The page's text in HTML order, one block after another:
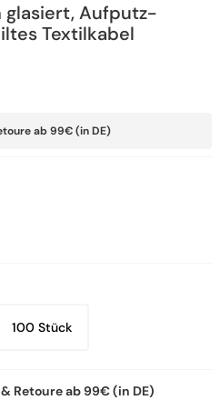
glasiert, Aufputz-
Textilkabel
ab 99€ (in DE)
100 Stück
Retoure ab 99€ (in DE)